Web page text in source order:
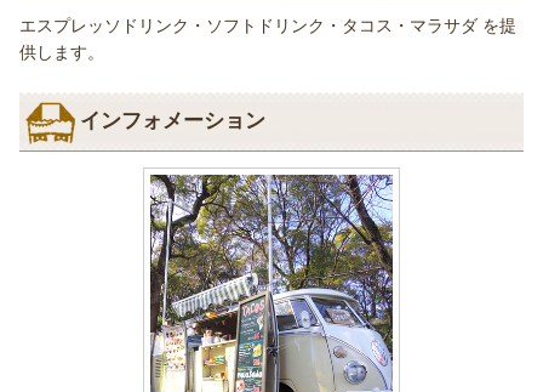
エスプレッソドリンク・ソフトドリンク・タコス・マラサダ を提
供します。
インフォメーション